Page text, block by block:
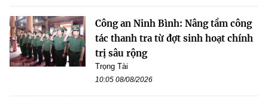
Công an Ninh Bình: Nâng tầm công
tác thanh tra từ đợt sinh hoạt chính
trị sâu rộng
Trọng Tài
10:05 08/08/2026